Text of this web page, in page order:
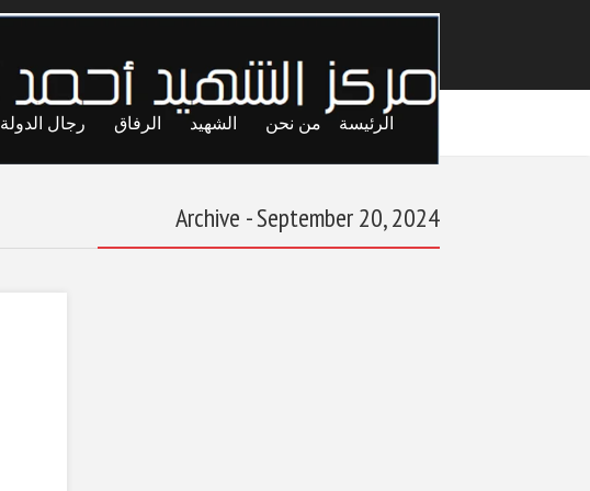
الرئيسة من نحن الشهيد الرفاق رجال الدولة
Archive - September 20, 2024